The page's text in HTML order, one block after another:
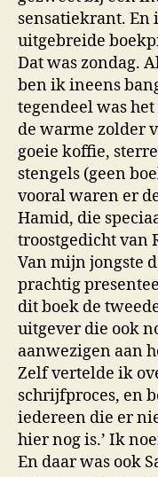
sensatiekrant. En
uitgebreide
Dat was zondag.
ben ik ineens
tegendeel was
de warme zolder
goeie koffie,
stengels (geen
vooral waren er
Hamid, die
troostgedicht van
Van mijn jongste
prachtig
dit boek de
uitgever die ook
aanwezigen aan
Zelf vertelde ik
schrijfproces, en
iedereen die er
hier nog is.’ Ik
En daar was ook